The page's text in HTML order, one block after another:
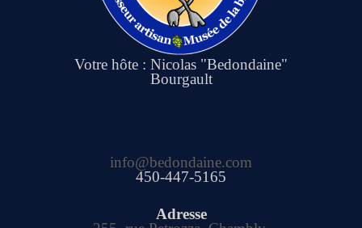
Votre hôte : Nicolas "Bedondaine"
Bourgault
info@bedondaine.com
450-447-5165
Adresse